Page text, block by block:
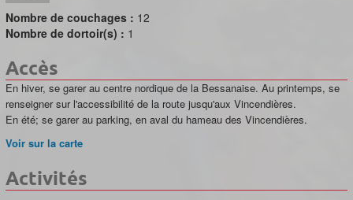
Nombre de couchages : 12
Nombre de dortoir(s) : 1
Accès
En hiver, se garer au centre nordique de la Bessanaise. Au printemps, se
renseigner sur l'accessibilité de la route jusqu'aux Vincendières.
En été; se garer au parking, en aval du hameau des Vincendières.
Voir sur la carte
Activités